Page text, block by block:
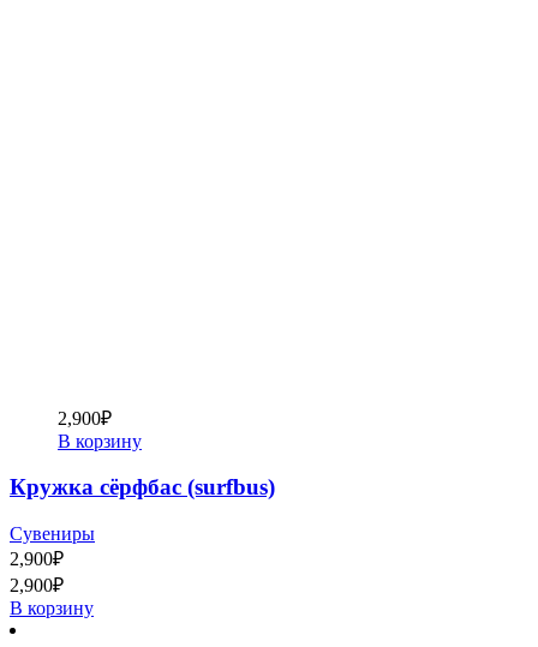
2,900₽
В корзину
Кружка сёрфбас (surfbus)
Сувениры
2,900₽
2,900₽
В корзину